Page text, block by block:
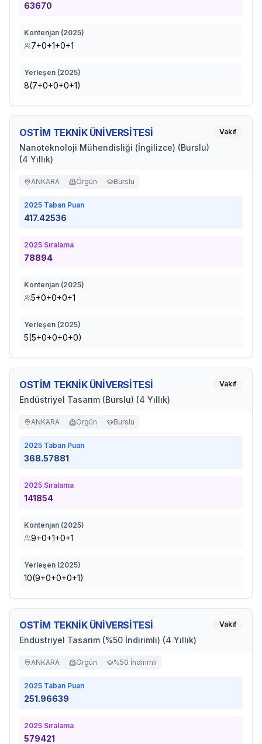
63670
Kontenjan (2025)
7+0+1+0+1
Yerleşen (2025)
8(7+0+0+0+1)
OSTİM TEKNİK ÜNİVERSİTESİ
Nanoteknoloji Mühendisliği (İngilizce) (Burslu)
(4 Yıllık)
Vakıf
ANKARA Örgün Burslu
2025 Taban Puan
417.42536
2025 Sıralama
78894
Kontenjan (2025)
5+0+0+0+1
Yerleşen (2025)
5(5+0+0+0+0)
OSTİM TEKNİK ÜNİVERSİTESİ
Endüstriyel Tasarım (Burslu) (4 Yıllık)
Vakıf
ANKARA Örgün Burslu
2025 Taban Puan
368.57881
2025 Sıralama
141854
Kontenjan (2025)
9+0+1+0+1
Yerleşen (2025)
10(9+0+0+0+1)
OSTİM TEKNİK ÜNİVERSİTESİ
Endüstriyel Tasarım (%50 İndirimli) (4 Yıllık)
Vakıf
ANKARA Örgün %50 İndirimli
2025 Taban Puan
251.96639
2025 Sıralama
579421